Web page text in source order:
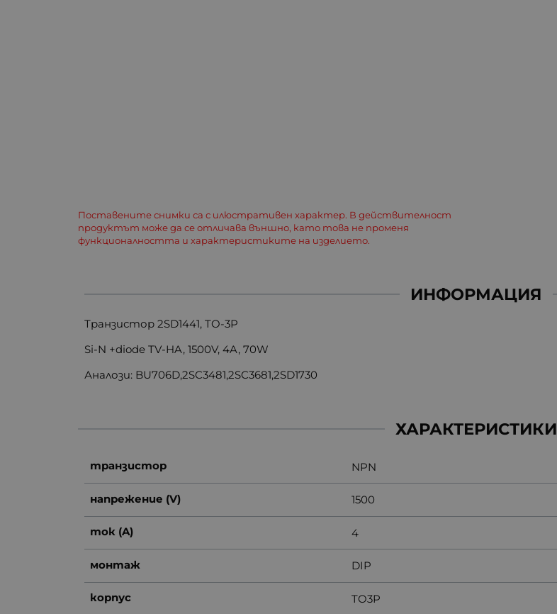
Поставените снимки са с илюстративен характер. В действителност
продуктът може да се отличава външно, като това не променя
функционалността и характеристиките на изделието.
ИНФОРМАЦИЯ
Транзистор 2SD1441, TO-3P
Si-N +diode TV-HA, 1500V, 4A, 70W
Аналози: BU706D,2SC3481,2SC3681,2SD1730
ХАРАКТЕРИСТИКИ
транзистор NPN
напрежение (V) 1500
ток (A) 4
монтаж DIP
корпус TO3P